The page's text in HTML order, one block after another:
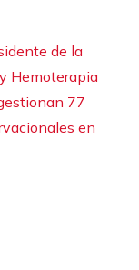
de la
Hemoterapia
77
en